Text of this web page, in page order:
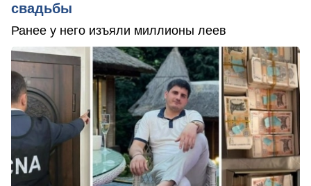
свадьбы
Ранее у него изъяли миллионы леев